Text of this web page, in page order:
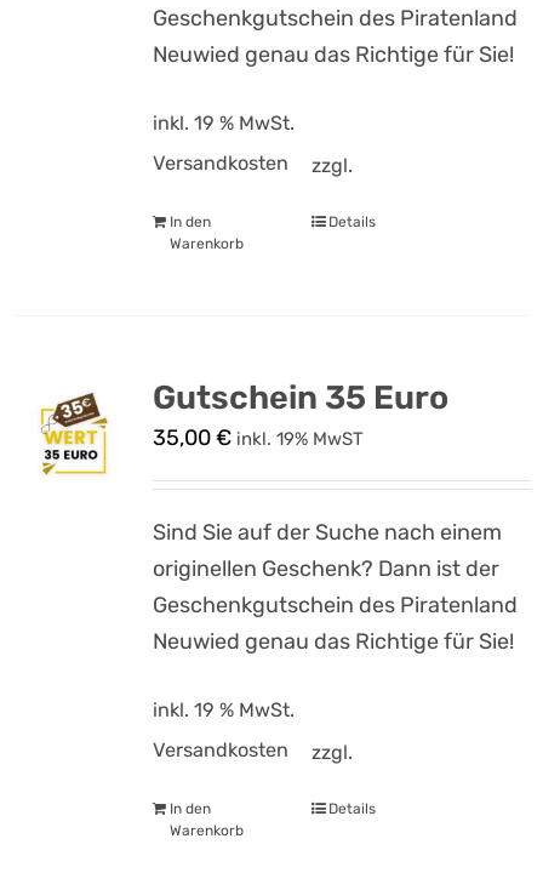
Geschenkgutschein des Piratenland
Neuwied genau das Richtige für Sie!
inkl. 19 % MwSt.
zzgl.
Versandkosten
In den
Warenkorb
Details
Gutschein 35 Euro
35,00€ inkl. 19% MwST
Sind Sie auf der Suche nach einem
originellen Geschenk? Dann ist der
Geschenkgutschein des Piratenland
Neuwied genau das Richtige für Sie!
inkl. 19 % MwSt.
zzgl.
Versandkosten
In den
Warenkorb
Details